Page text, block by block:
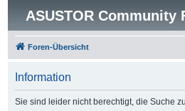
ASUSTOR Community
Foren-Übersicht
Information
Sie sind leider nicht berechtigt, die Suche